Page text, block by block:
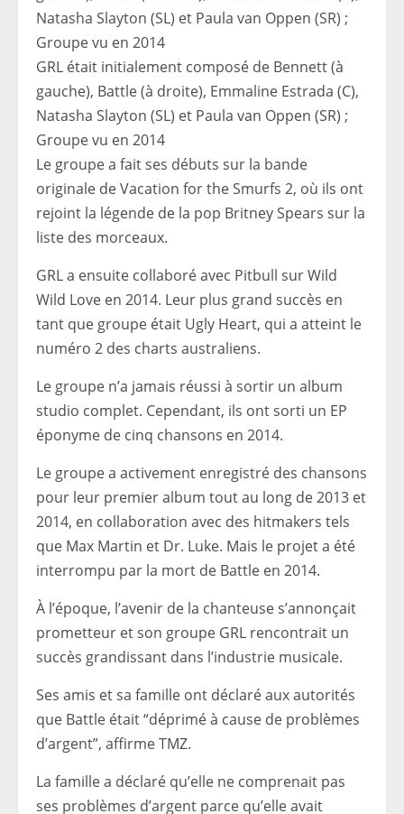
GRL était initialement composé de Bennett (à
gauche), Battle (à droite), Emmaline Estrada (C),
Natasha Slayton (SL) et Paula van Oppen (SR) ;
Groupe vu en 2014
Le groupe a fait ses débuts sur la bande
originale de Vacation for the Smurfs 2, où ils ont
rejoint la légende de la pop Britney Spears sur la
liste des morceaux.
GRL a ensuite collaboré avec Pitbull sur Wild
Wild Love en 2014. Leur plus grand succès en
tant que groupe était Ugly Heart, qui a atteint le
numéro 2 des charts australiens.
Le groupe n’a jamais réussi à sortir un album
studio complet. Cependant, ils ont sorti un EP
éponyme de cinq chansons en 2014.
Le groupe a activement enregistré des chansons
pour leur premier album tout au long de 2013 et
2014, en collaboration avec des hitmakers tels
que Max Martin et Dr. Luke. Mais le projet a été
interrompu par la mort de Battle en 2014.
À l’époque, l’avenir de la chanteuse s’annonçait
prometteur et son groupe GRL rencontrait un
succès grandissant dans l’industrie musicale.
Ses amis et sa famille ont déclaré aux autorités
que Battle était “déprimé à cause de problèmes
d’argent”, affirme TMZ.
La famille a déclaré qu’elle ne comprenait pas
ses problèmes d’argent parce qu’elle avait